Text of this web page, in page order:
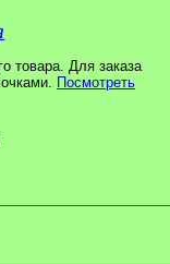
товара. Для заказа
Посмотреть